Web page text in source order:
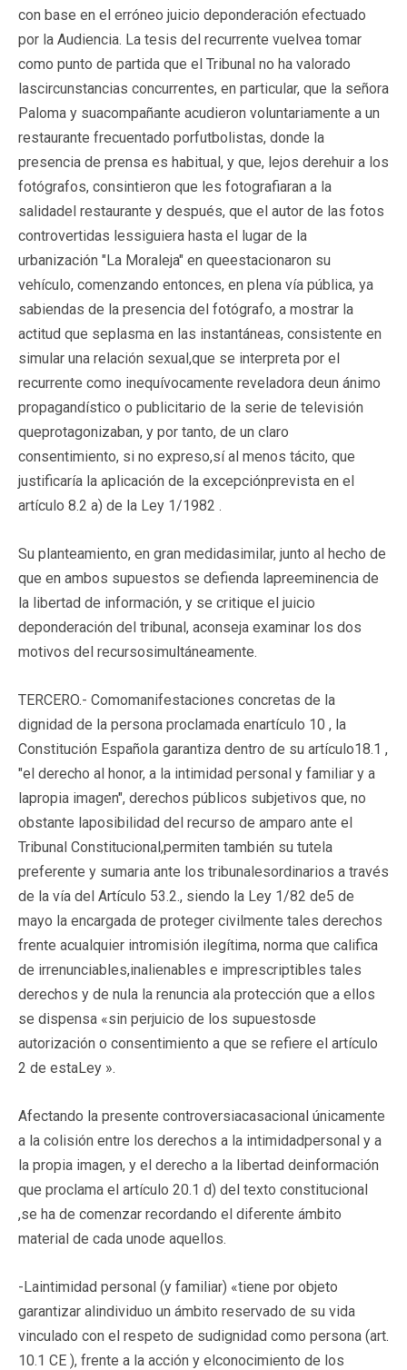
con base en el erróneo juicio deponderación efectuado
por la Audiencia. La tesis del recurrente vuelvea tomar
como punto de partida que el Tribunal no ha valorado
lascircunstancias concurrentes, en particular, que la señora
Paloma y suacompañante acudieron voluntariamente a un
restaurante frecuentado porfutbolistas, donde la
presencia de prensa es habitual, y que, lejos derehuir a los
fotógrafos, consintieron que les fotografiaran a la
salidadel restaurante y después, que el autor de las fotos
controvertidas lessiguiera hasta el lugar de la
urbanización "La Moraleja" en queestacionaron su
vehículo, comenzando entonces, en plena vía pública, ya
sabiendas de la presencia del fotógrafo, a mostrar la
actitud que seplasma en las instantáneas, consistente en
simular una relación sexual,que se interpreta por el
recurrente como inequívocamente reveladora deun ánimo
propagandístico o publicitario de la serie de televisión
queprotagonizaban, y por tanto, de un claro
consentimiento, si no expreso,sí al menos tácito, que
justificaría la aplicación de la excepciónprevista en el
artículo 8.2 a) de la Ley 1/1982 .
Su planteamiento, en gran medidasimilar, junto al hecho de
que en ambos supuestos se defienda lapreeminencia de
la libertad de información, y se critique el juicio
deponderación del tribunal, aconseja examinar los dos
motivos del recursosimultáneamente.
TERCERO.- Comomanifestaciones concretas de la
dignidad de la persona proclamada enartículo 10 , la
Constitución Española garantiza dentro de su artículo18.1 ,
"el derecho al honor, a la intimidad personal y familiar y a
lapropia imagen", derechos públicos subjetivos que, no
obstante laposibilidad del recurso de amparo ante el
Tribunal Constitucional,permiten también su tutela
preferente y sumaria ante los tribunalesordinarios a través
de la vía del Artículo 53.2., siendo la Ley 1/82 de5 de
mayo la encargada de proteger civilmente tales derechos
frente acualquier intromisión ilegítima, norma que califica
de irrenunciables,inalienables e imprescriptibles tales
derechos y de nula la renuncia ala protección que a ellos
se dispensa «sin perjuicio de los supuestosde
autorización o consentimiento a que se refiere el artículo
2 de estaLey ».
Afectando la presente controversiacasacional únicamente
a la colisión entre los derechos a la intimidadpersonal y a
la propia imagen, y el derecho a la libertad deinformación
que proclama el artículo 20.1 d) del texto constitucional
,se ha de comenzar recordando el diferente ámbito
material de cada unode aquellos.
-Laintimidad personal (y familiar) «tiene por objeto
garantizar alindividuo un ámbito reservado de su vida
vinculado con el respeto de sudignidad como persona (art.
10.1 CE ), frente a la acción y elconocimiento de los